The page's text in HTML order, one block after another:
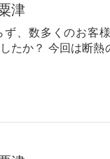
津
、数多くのお客
たか？ 今回は断熱